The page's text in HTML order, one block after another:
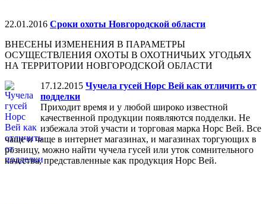
22.01.2016 Сроки охоты Новгородской области
ВНЕСЕНЫ ИЗМЕНЕНИЯ В ПАРАМЕТРЫ
ОСУЩЕСТВЛЕНИЯ ОХОТЫ В ОХОТНИЧЬИХ УГОДЬЯХ
НА ТЕРРИТОРИИ НОВГОРОДСКОЙ ОБЛАСТИ
17.12.2015 Чучела гусей Норс Вей как отличить от
подделки
Приходит время и у любой широко известной
качественной продукции появляются подделки. Не
избежала этой участи и торговая марка Норс Вей. Все
чаще и чаще в интернет магазинах, и магазинах торгующих в
розницу, можно найти чучела гусей или уток сомнительного
качества, представленные как продукция Норс Вей.